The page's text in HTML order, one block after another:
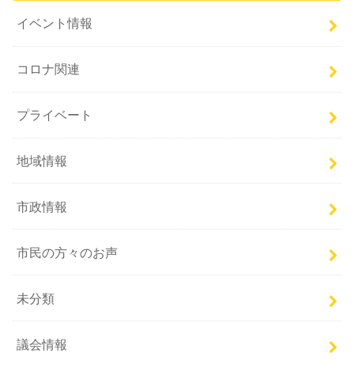
イベント情報
コロナ関連
プライベート
地域情報
市政情報
市民の方々のお声
未分類
議会情報